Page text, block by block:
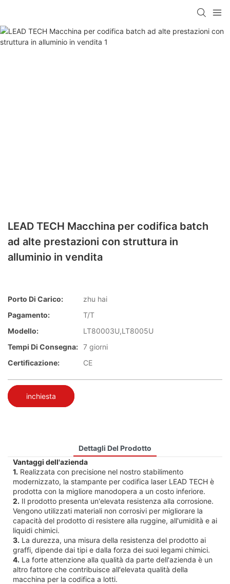
LEAD TECH Macchina per codifica batch
ad alte prestazioni con struttura in
alluminio in vendita
Porto Di Carico:
zhu hai
Pagamento:
T/T
Modello:
LT80003U,LT8005U
Tempi Di Consegna: 7 giorni
Certificazione:
CE
inchiesta
Dettagli Del Prodotto
Vantaggi dell'azienda
1. Realizzata con precisione nel nostro stabilimento
modernizzato, la stampante per codifica laser LEAD TECH è
prodotta con la migliore manodopera a un costo inferiore.
2. Il prodotto presenta un'elevata resistenza alla corrosione.
Vengono utilizzati materiali non corrosivi per migliorare la
capacità del prodotto di resistere alla ruggine, all'umidità e ai
liquidi chimici.
3. La durezza, una misura della resistenza del prodotto ai
graffi, dipende dai tipi e dalla forza dei suoi legami chimici.
4. La forte attenzione alla qualità da parte dell'azienda è un
altro fattore che contribuisce all'elevata qualità della
macchina per la codifica a lotti.